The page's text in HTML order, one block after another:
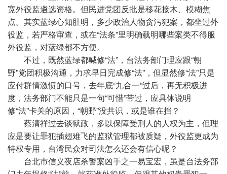
宽外役监遴选资格。但民进党团反批是移花接木、模糊焦
点。其实蓝绿心知肚明，多少政治人物贪污犯案，都坐过外
役监，若严格审查，或在“法条”里明确载明哪些案类不得服
外役监，对蓝绿都不方便。
不过，既然蓝绿都喊修“法”，台法务部门理应跟“朝
野”党团积极沟通，力求早日完成修“法”，但显然修“法”只是
应付群情激愤的口号，去年底“九合一”过后，再无积极进
度，法务部门不能只是一句“可惜”带过，应具体说明
修“法”卡关的原因，“朝野”没共识，或是谁在挡？
蔡清祥过去谈狱政，多以保障受刑人的人权为主，但理
应是要让罪犯插翅难飞的监狱管理都被质疑，外役监更成为
特权专用，台湾民众对司法怎么还会有信心呢？
台北市信义夜店杀警案凶手之一易宝宏，虽是台法务部